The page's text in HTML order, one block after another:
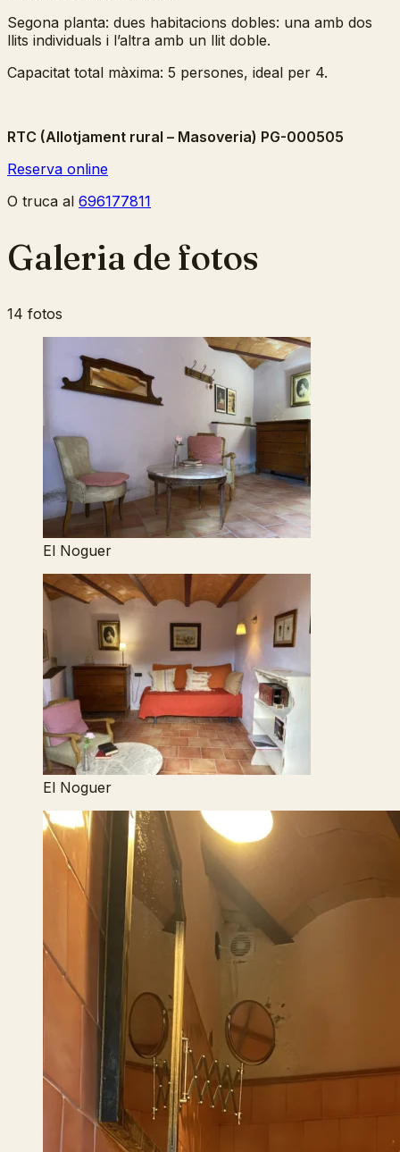
Segona planta: dues habitacions dobles: una amb dos
llits individuals i l’altra amb un llit doble.
Capacitat total màxima: 5 persones, ideal per 4.
RTC (Allotjament rural – Masoveria) PG-000505
Reserva online
O truca al 696177811
Galeria de fotos
14 fotos
El Noguer
El Noguer